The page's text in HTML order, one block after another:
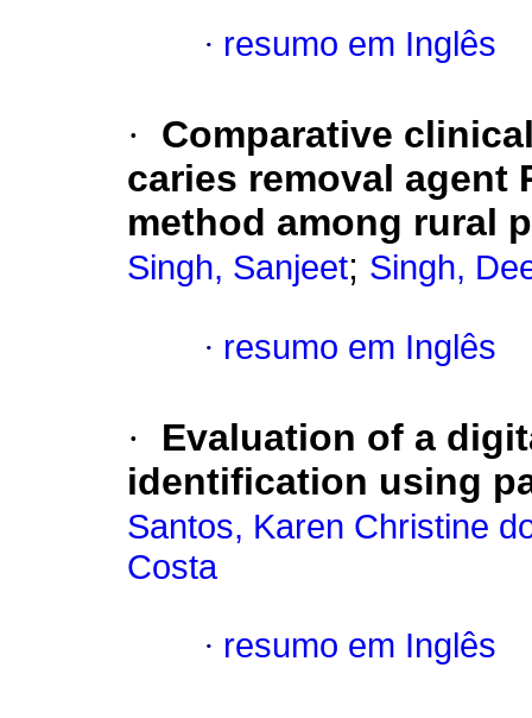
· resumo em Inglês
·
Comparative
caries removal agent
method among rural
Singh, Sanjeet; Singh,
· resumo em Inglês
·
Evaluation of a
identification using
Santos, Karen Christine
Costa
· resumo em Inglês